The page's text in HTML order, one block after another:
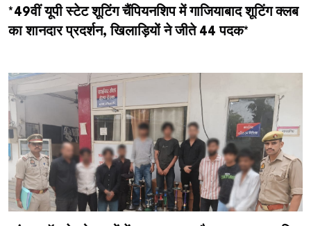
*49वीं यूपी स्टेट शूटिंग चैंपियनशिप में गाजियाबाद शूटिंग क्लब
का शानदार प्रदर्शन, खिलाड़ियों ने जीते 44 पदक*